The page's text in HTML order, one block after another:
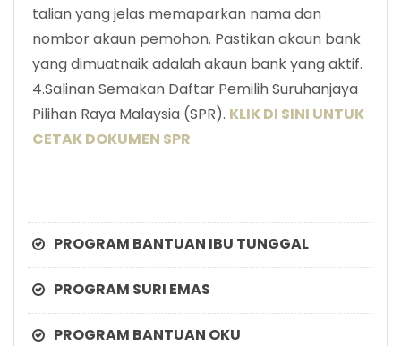
talian yang jelas memaparkan nama dan
nombor akaun pemohon. Pastikan akaun bank
yang dimuatnaik adalah akaun bank yang aktif.
4.Salinan Semakan Daftar Pemilih Suruhanjaya
Pilihan Raya Malaysia (SPR). KLIK DI SINI UNTUK
CETAK DOKUMEN SPR
PROGRAM BANTUAN IBU TUNGGAL
PROGRAM SURI EMAS
PROGRAM BANTUAN OKU